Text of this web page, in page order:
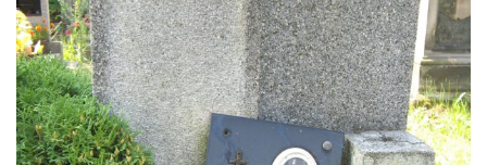
Předoníně
Pomník obětem 2. světové války v Plavu
Pamětní deska obětem 1. světové války v
Plavu
Kenotaf Pepiho Meisela na hřbitově v